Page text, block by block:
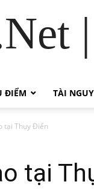
ĐIỂM TÀI
tại Thụy Điển
tại